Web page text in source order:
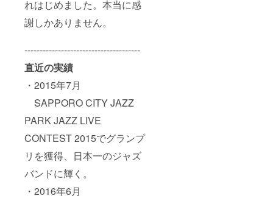
れはじめました。本当に感
謝しかありません。
--------------------------------------
直近の実績
・2015年7月
SAPPORO CITY JAZZ
PARK JAZZ LIVE
CONTEST 2015でグランプ
リを獲得、日本一のジャズ
バンドに輝く。
・2016年6月